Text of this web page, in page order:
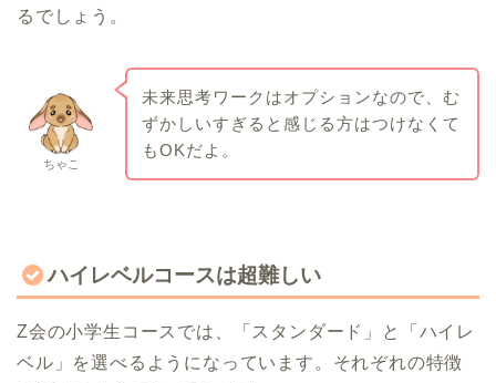
るでしょう。
ちゃこ
未来思考ワークはオプションなので、む
ずかしいすぎると感じる方はつけなくて
もOKだよ。
ハイレベルコースは超難しい
Z会の小学生コースでは、「スタンダード」と「ハイレ
ベル」を選べるようになっています。それぞれの特徴